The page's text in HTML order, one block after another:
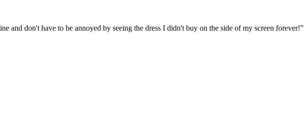
and don't have to be annoyed by seeing the dress I didn't buy on the side of my screen forever!”